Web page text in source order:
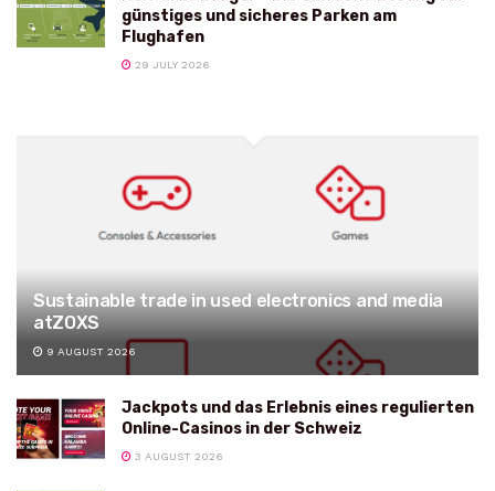
günstiges und sicheres Parken am
Flughafen
29 JULY 2026
Sustainable trade in used electronics and media
atZOXS
9 AUGUST 2026
Jackpots und das Erlebnis eines regulierten
Online-Casinos in der Schweiz
3 AUGUST 2026